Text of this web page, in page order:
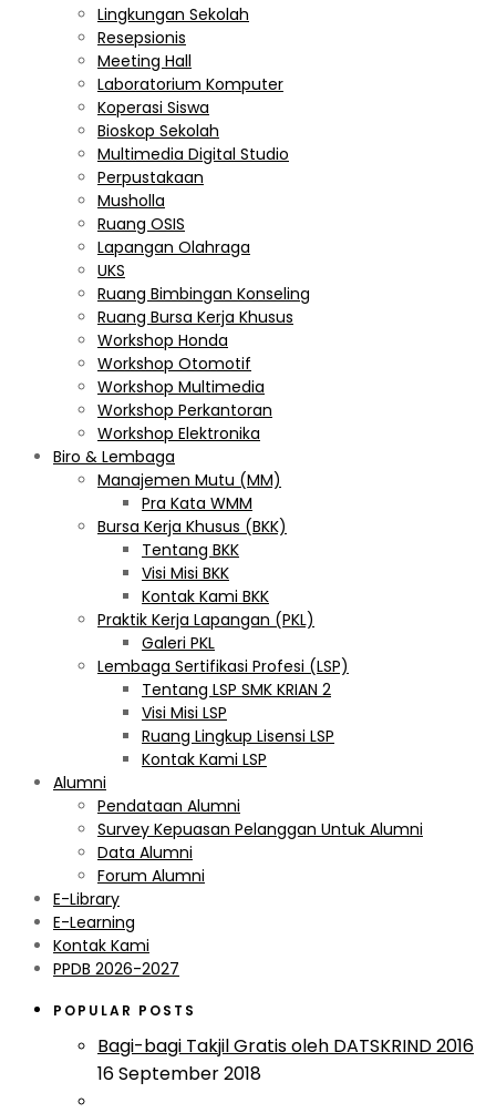
Lingkungan Sekolah
Resepsionis
Meeting Hall
Laboratorium Komputer
Koperasi Siswa
Bioskop Sekolah
Multimedia Digital Studio
Perpustakaan
Musholla
Ruang OSIS
Lapangan Olahraga
UKS
Ruang Bimbingan Konseling
Ruang Bursa Kerja Khusus
Workshop Honda
Workshop Otomotif
Workshop Multimedia
Workshop Perkantoran
Workshop Elektronika
Biro & Lembaga
Manajemen Mutu (MM)
Pra Kata WMM
Bursa Kerja Khusus (BKK)
Tentang BKK
Visi Misi BKK
Kontak Kami BKK
Praktik Kerja Lapangan (PKL)
Galeri PKL
Lembaga Sertifikasi Profesi (LSP)
Tentang LSP SMK KRIAN 2
Visi Misi LSP
Ruang Lingkup Lisensi LSP
Kontak Kami LSP
Alumni
Pendataan Alumni
Survey Kepuasan Pelanggan Untuk Alumni
Data Alumni
Forum Alumni
E-Library
E-Learning
Kontak Kami
PPDB 2026-2027
POPULAR POSTS
Bagi-bagi Takjil Gratis oleh DATSKRIND 2016
16 September 2018